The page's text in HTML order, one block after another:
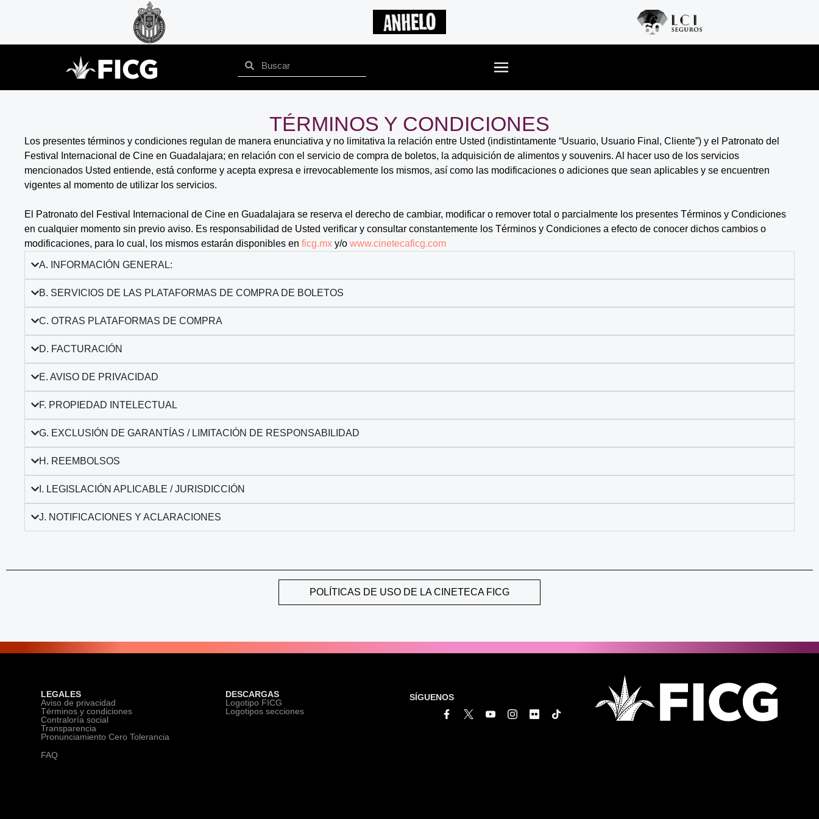
TÉRMINOS Y CONDICIONES
Los presentes términos y condiciones regulan de manera enunciativa y no limitativa la relación entre Usted (indistintamente “Usuario, Usuario Final, Cliente”) y el Patronato del
Festival Internacional de Cine en Guadalajara; en relación con el servicio de compra de boletos, la adquisición de alimentos y souvenirs. Al hacer uso de los servicios
mencionados Usted entiende, está conforme y acepta expresa e irrevocablemente los mismos, así como las modificaciones o adiciones que sean aplicables y se encuentren
vigentes al momento de utilizar los servicios.
El Patronato del Festival Internacional de Cine en Guadalajara se reserva el derecho de cambiar, modificar o remover total o parcialmente los presentes Términos y Condiciones
en cualquier momento sin previo aviso. Es responsabilidad de Usted verificar y consultar constantemente los Términos y Condiciones a efecto de conocer dichos cambios o
modificaciones, para lo cual, los mismos estarán disponibles en ficg.mx y/o www.cinetecaficg.com
A. INFORMACIÓN GENERAL:
B. SERVICIOS DE LAS PLATAFORMAS DE COMPRA DE BOLETOS
C. OTRAS PLATAFORMAS DE COMPRA
D. FACTURACIÓN
E. AVISO DE PRIVACIDAD
F. PROPIEDAD INTELECTUAL
G. EXCLUSIÓN DE GARANTÍAS / LIMITACIÓN DE RESPONSABILIDAD
H. REEMBOLSOS
I. LEGISLACIÓN APLICABLE / JURISDICCIÓN
J. NOTIFICACIONES Y ACLARACIONES
POLÍTICAS DE USO DE LA CINETECA FICG
LEGALES
Aviso de privacidad
Términos y condiciones
Contraloría social
Transparencia
Pronunciamiento Cero Tolerancia
FAQ
DESCARGAS
Logotipo FICG
Logotipos secciones
SÍGUENOS